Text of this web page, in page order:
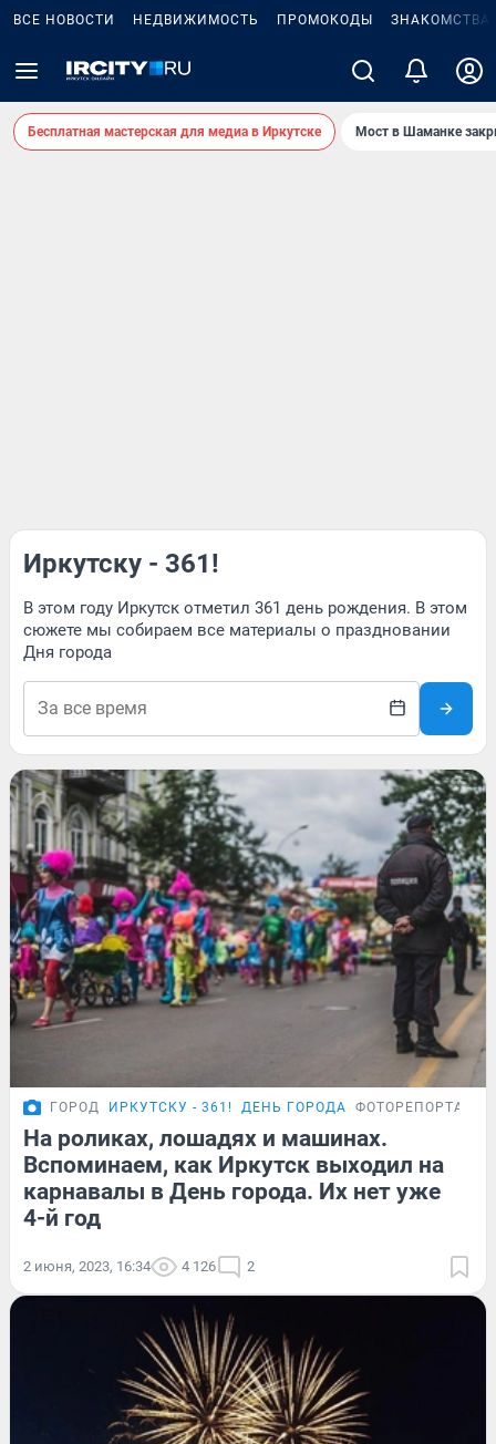
ВСЕ НОВОСТИ НЕДВИЖИМОСТЬ ПРОМОКОДЫ ЗНАКОМСТВА
Бесплатная мастерская для медиа в Иркутске Мост в Шаманке
Иркутску - 361!
В этом году Иркутск отметил 361 день рождения. В этом
сюжете мы собираем все материалы о праздновании
Дня города
ГОРОД ИРКУТСКУ - 361! ДЕНЬ ГОРОДА ФОТОРЕПОРТАЖ
На роликах, лошадях и машинах.
Вспоминаем, как Иркутск выходил на
карнавалы в День города. Их нет уже
4-й год
2 июня, 2023, 16:34 4 126 2